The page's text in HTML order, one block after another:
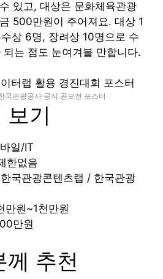
있고, 대상은 문화체육관광
500만원이 주어져요. 대상 1
상 6명, 장려상 10명으로 수
는 점도 눈여겨볼 만합니다.
국관광공사 공식 공모전 포스터
보기
일/IT
없음
국관광콘텐츠랩 / 한국관광
원~1천만원
만원
께 추천